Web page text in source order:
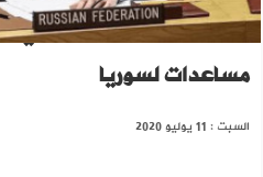
للمرة الثانية.. فيتو
مساعدات لسوريا
السبت : 11 يوليو 2020